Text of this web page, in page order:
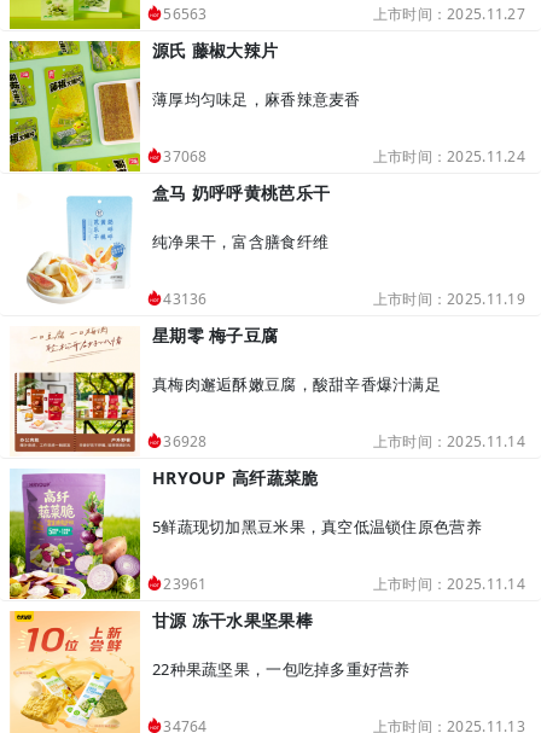
56563 上市时间：2025.11.27
源氏 藤椒大辣片
薄厚均匀味足，麻香辣意麦香
37068 上市时间：2025.11.24
盒马 奶呼呼黄桃芭乐干
纯净果干，富含膳食纤维
43136 上市时间：2025.11.19
星期零 梅子豆腐
真梅肉邂逅酥嫩豆腐，酸甜辛香爆汁满足
36928 上市时间：2025.11.14
HRYOUP 高纤蔬菜脆
5鲜蔬现切加黑豆米果，真空低温锁住原色营养
23961 上市时间：2025.11.14
甘源 冻干水果坚果棒
22种果蔬坚果，一包吃掉多重好营养
34764 上市时间：2025.11.13